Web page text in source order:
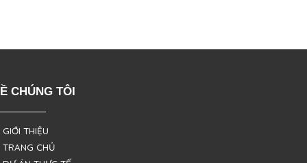
CHÚNG TÔI
THIỆU
CHỦ